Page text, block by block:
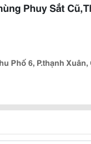
Phuy Sắt
Phố 6, P.thạnh Xuân,